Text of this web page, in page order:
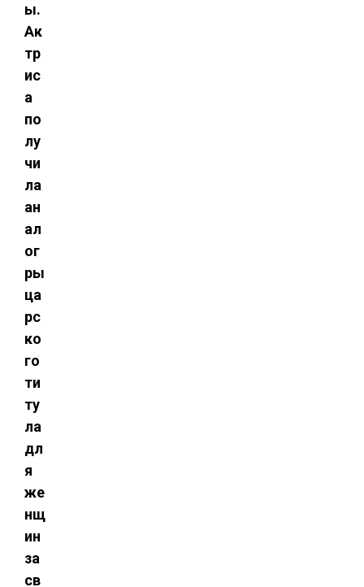
ы.
Ак
тр
ис
а
по
лу
чи
ла
ан
ал
ог
ры
ца
рс
ко
го
ти
ту
ла
дл
я
же
нщ
ин
за
св